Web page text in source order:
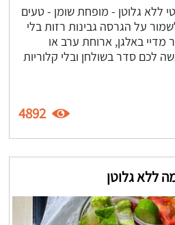
ללא גלוטן - מופחת שומן - טעים
על הגרסה גבינות רזות בלי
מדיי באלגן, ארוחת ערב או
לכם סדר בשולחן ובלי קלוריות
4892
ללא גלוטן